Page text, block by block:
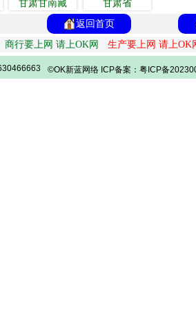
甘肃甘南藏
甘肃省
返回首页
商行要上网 请上OK网
生产要上网 请上OK
©OK新蓝网络 ICP备案：粤ICP备